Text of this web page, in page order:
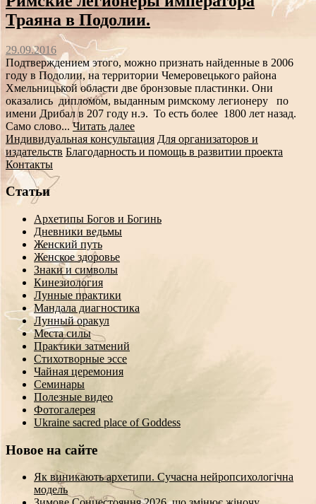
Траяна в Подолии.
29.09.2016
Подтверждением этого, можно признать найденные в 2006
году в Подолии, на территории Чемеровецького района
Хмельницькой области две бронзовые пластинки. Они
оказались дипломом, выданным римскому легионеру по
имени Дрибал в 207 году н.э. То есть более 1800 лет назад.
Само слово...Читать далее
Индивидуальная консультация Для организаторов и
издательств Благодарность и помощь в развитии проекта
Контакты
Статьи
Архетипы Богов и Богинь
Дневники ведьмы
Женский путь
Женское здоровье
Знаки и символы
Кинезиология
Лунные практики
Мандала диагностика
Лунный оракул
Места силы
Практики затмений
Стихотворные эссе
Чайная церемония
Семинары
Полезные видео
Фотогалерея
Ukraine sacred place of Goddess
Новое на сайте
Як виникають архетипи. Сучасна нейропсихологічна
модель